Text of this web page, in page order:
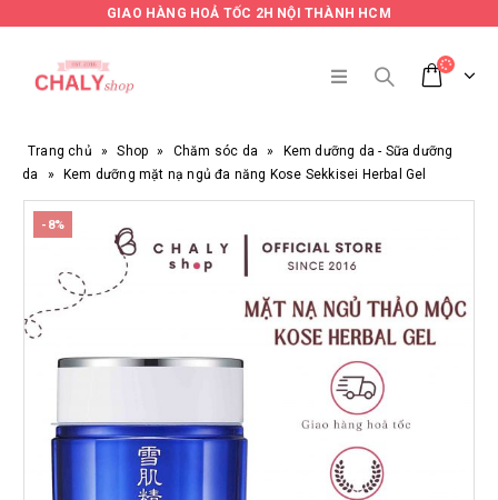
GIAO HÀNG HOẢ TỐC 2H NỘI THÀNH HCM
Trang chủ » Shop » Chăm sóc da »
Kem dưỡng da - Sữa dưỡng
da
» Kem dưỡng mặt nạ ngủ đa năng Kose Sekkisei Herbal Gel
-8%